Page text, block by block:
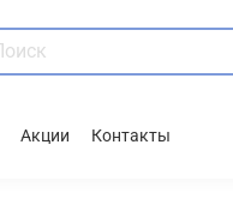
Акции Контакты